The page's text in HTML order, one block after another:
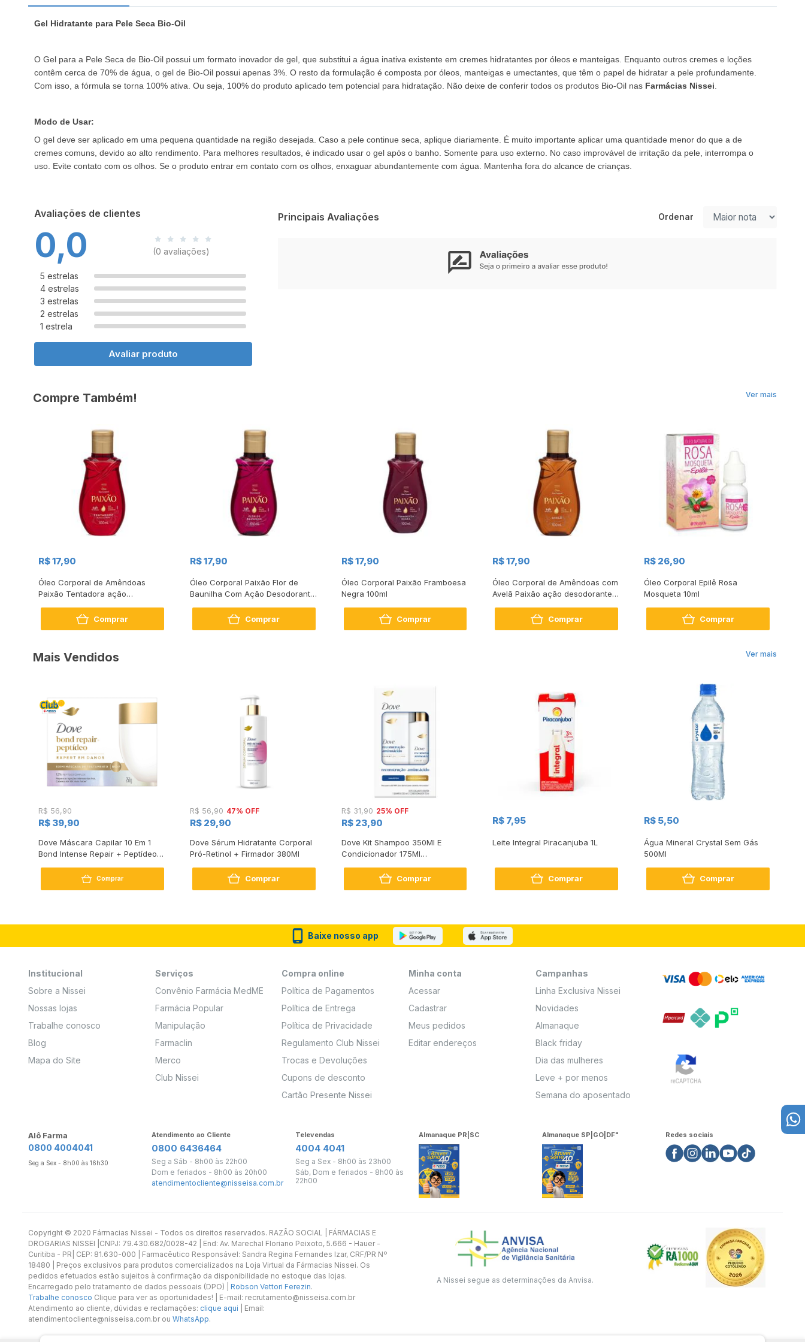
Gel Hidratante para Pele Seca Bio-Oil
O Gel para a Pele Seca de Bio-Oil possui um formato inovador de gel, que substitui a água inativa existente em cremes hidratantes por óleos e manteigas. Enquanto outros cremes e loções
contêm cerca de 70% de água, o gel de Bio-Oil possui apenas 3%. O resto da formulação é composta por óleos, manteigas e umectantes, que têm o papel de hidratar a pele profundamente.
Com isso, a fórmula se torna 100% ativa. Ou seja, 100% do produto aplicado tem potencial para hidratação. Não deixe de conferir todos os produtos Bio-Oil nas Farmácias Nissei
Modo de Usar:
O gel deve ser aplicado em uma pequena quantidade na região desejada. Caso a pele continue seca, aplique diariamente. É muito importante aplicar uma quantidade menor do que a de
cremes comuns, devido ao alto rendimento. Para melhores resultados, é indicado usar o gel após o banho. Somente para uso externo. No caso improvável de irritação da pele, interrompa o
uso. Evite contato com os olhos. Se o produto entrar em contato com os olhos, enxaguar abundantemente com água. Mantenha fora do alcance de crianças.
Avaliações de clientes
0,0 (0 avaliações)
5 estrelas
4 estrelas
3 estrelas
2 estrelas
1 estrela
Avaliar produto
Principais Avaliações Ordenar
Ver mais
Compre Também!
R$ 17,90
Óleo Corporal de Amêndoas
Paixão Tentadora ação
desodorante 100ml
Comprar
R$ 17,90
Óleo Corporal Paixão Flor de
Baunilha Com Ação Desodorante
100ml
Comprar
R$ 17,90
Óleo Corporal Paixão Framboesa
Negra 100ml
Comprar
R$ 17,90
Óleo Corporal de Amêndoas com
Avelã Paixão ação desodorante
100ml
Comprar
R$ 26,90
Óleo Corporal Epilê Rosa
Mosqueta 10ml
Comprar
Ver mais
Mais Vendidos
R$ 56,90
R$ 39,90
Dove Máscara Capilar 10 Em 1
Bond Intense Repair + Peptídeo
Comprar
R$ 56,90 47% OFF
R$ 29,90
Dove Sérum Hidratante Corporal
Pró-Retinol + Firmador 380Ml
Comprar
R$ 31,90 25% OFF
R$ 23,90
Dove Kit Shampoo 350Ml E
Condicionador 175Ml
Comprar
R$ 7,95
Leite Integral Piracanjuba 1L
Comprar
R$ 5,50
Água Mineral Crystal Sem Gás
500Ml
Comprar
Baixe nosso app
Institucional
Sobre a Nissei
Nossas lojas
Trabalhe conosco
Blog
Mapa do Site
Serviços
Convênio Farmácia MedME
Farmácia Popular
Manipulação
Farmaclin
Merco
Club Nissei
Compra online
Política de Pagamentos
Política de Entrega
Política de Privacidade
Regulamento Club Nissei
Trocas e Devoluções
Cupons de desconto
Cartão Presente Nissei
Minha conta
Acessar
Cadastrar
Meus pedidos
Editar endereços
Campanhas
Linha Exclusiva Nissei
Novidades
Almanaque
Black friday
Dia das mulheres
Leve + por menos
Semana do aposentado
Alô Farma
0800 4004041
Seg a Sex - 8h00 às 16h30
Atendimento ao Cliente
0800 6436464
Seg a Sáb - 8h00 às 22h00
Dom e feriados - 8h00 às 20h00
atendimentocliente@nisseisa.com.br
Televendas
4004 4041
Seg a Sex - 8h00 às 23h00
Sáb, Dom e feriados - 8h00 às
22h00
Almanaque PR|SC Almanaque SP|GO|DF" Redes sociais
Copyright ©️ 2020 Fármacias Nissei - Todos os direitos reservados. RAZÃO SOCIAL | FÁRMACIAS E
DROGARIAS NISSEI |CNPJ: 79.430.682/0028-42 | End: Av. Marechal Floriano Peixoto, 5.666 - Hauer -
Curitiba - PR| CEP: 81.630-000 | Farmacêutico Responsável: Sandra Regina Fernandes Izar, CRF/PR Nº
18480 | Preços exclusivos para produtos comercializados na Loja Virtual da Fármacias Nissei. Os
pedidos efetuados estão sujeitos à confirmação da disponibilidade no estoque das lojas.
Encarregado pelo tratamento de dados pessoais (DPO) | Robson Vettori Ferezin.
Trabalhe conosco Clique para ver as oportunidades! | E-mail: recrutamento@nisseisa.com.br
Atendimento ao cliente, dúvidas e reclamações: clique aqui | Email:
atendimentocliente@nisseisa.com.br ou WhatsApp.
A Nissei segue as determinações da Anvisa.